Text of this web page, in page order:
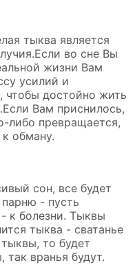
тыква является
во сне Вы
жизни Вам
усилий и
чтобы достойно жить
Вам приснилось,
либо превращается,
обману.
сон, все будет
- пусть
- к болезни. Тыквы
тыква - сватанье
то будет
так вранья будут.